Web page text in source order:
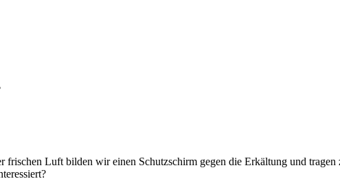
Luft bilden wir einen Schutzschirm gegen die Erkältung und